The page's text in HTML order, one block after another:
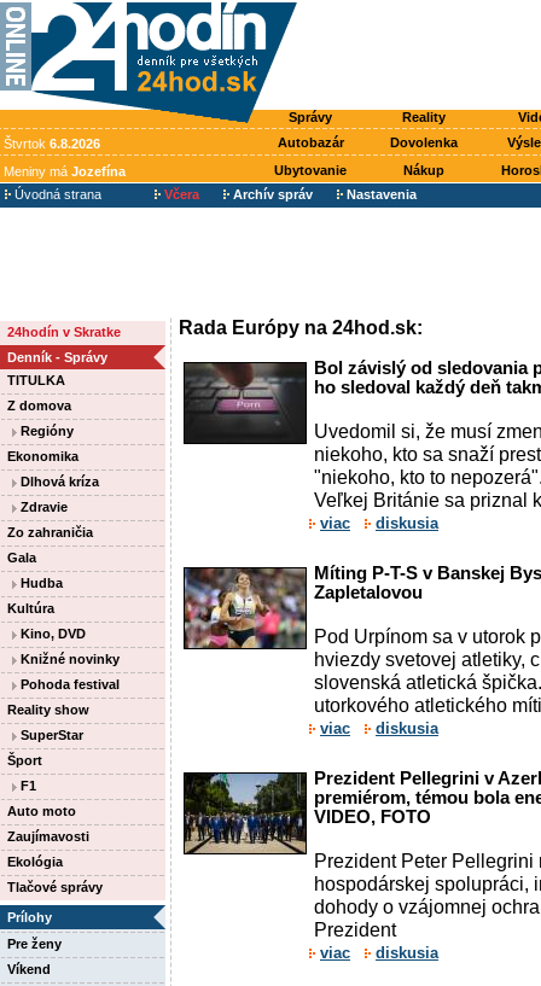
Správy Reality
Štvrtok 6.8.2026 Autobazár Dovolenka
Meniny má Jozefína Ubytovanie Nákup
Úvodná strana
Včera Archív správ Nastavenia
24hodín v Skratke
Denník - Správy
TITULKA
Z domova
Regióny
Ekonomika
Dlhová kríza
Zdravie
Zo zahraničia
Gala
Hudba
Kultúra
Kino, DVD
Knižné novinky
Pohoda festival
Reality show
SuperStar
Šport
F1
Auto moto
Zaujímavosti
Ekológia
Tlačové správy
Prílohy
Pre ženy
Víkend
Rada Európy na 24hod.sk:
Bol závislý od sledovania
ho sledoval každý deň
Uvedomil si, že musí
niekoho, kto sa snaží
"niekoho, kto to
Veľkej Británie sa priznal
viac diskusia
Míting P-T-S v Banskej
Zapletalovou
Pod Urpínom sa v utorok
hviezdy svetovej atletiky,
slovenská atletická
utorkového atletického
viac diskusia
Prezident Pellegrini v
premiérom, témou bola
VIDEO, FOTO
Prezident Peter
hospodárskej spolupráci,
dohody o vzájomnej
Prezident
viac diskusia